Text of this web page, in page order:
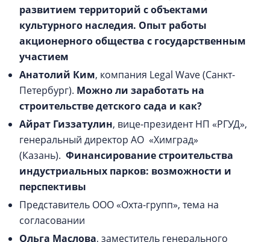
развитием территорий с объектами
культурного наследия. Опыт работы
акционерного общества с государственным
участием
Анатолий Ким, компания Legal Wave (Санкт-
Петербург). Можно ли заработать на
строительстве детского сада и как?
Айрат Гиззатулин, вице-президент НП «РГУД»,
генеральный директор АО «Химград»
(Казань). Финансирование строительства
индустриальных парков: возможности и
перспективы
Представитель ООО «Охта-групп», тема на
согласовании
Ольга Маслова, заместитель генерального